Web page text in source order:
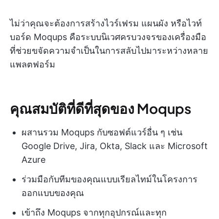
ไม่ว่าคุณจะต้องการสร้างไวร์เฟรม แผนผัง หรือไวท์
บอร์ด Moqups คือระบบนิเวศครบวงจรของเครื่องมือ
ที่ช่วยขจัดความจำเป็นในการสลับไปมาระหว่างหลาย
แพลตฟอร์ม
คุณสมบัติที่ดีที่สุดของ Moqups
ผสานรวม Moqups กับซอฟต์แวร์อื่น ๆ เช่น
Google Drive, Jira, Okta, Slack และ Microsoft
Azure
ร่วมมือกับทีมของคุณแบบเรียลไทม์ในโครงการ
ออกแบบของคุณ
เข้าถึง Moqups จากทุกอุปกรณ์และทุก